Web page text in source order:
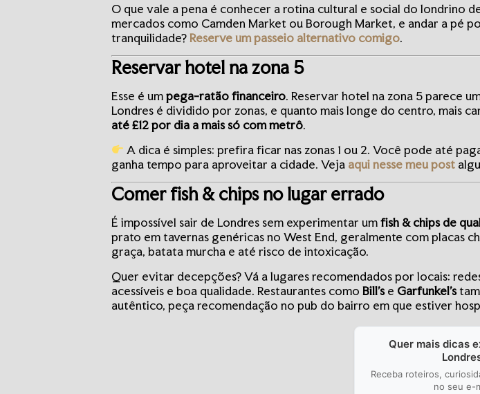
O que vale a pena é conhecer a rotina cultural e social do londrino
mercados como Camden Market ou Borough Market, e andar a pé
tranquilidade? Reserve um passeio alternativo comigo.
Reservar hotel na zona 5
Esse é umpega-ratão financeiro. Reservar hotel na zona 5 parece
Londres é dividido por zonas, e quanto mais longe do centro, mais
até £12 por dia a mais só com metrô.
A dica é simples: prefira ficar nas zonas 1 ou 2. Você pode até
ganha tempo para aproveitar a cidade. Veja aqui nesse meu post
Comer fish & chips no lugar errado
É impossível sair de Londres sem experimentar umfish & chips de
prato em tavernas genéricas no West End, geralmente com placas
graça, batata murcha e até risco de intoxicação.
Quer evitar decepções? Vá a lugares recomendados por locais:
acessíveis e boa qualidade. Restaurantes comoBill’se Garfunkel’s
autêntico, peça recomendação no pub do bairro em que estiver
Quer mais dicas
Receba roteiros,
no seu e-